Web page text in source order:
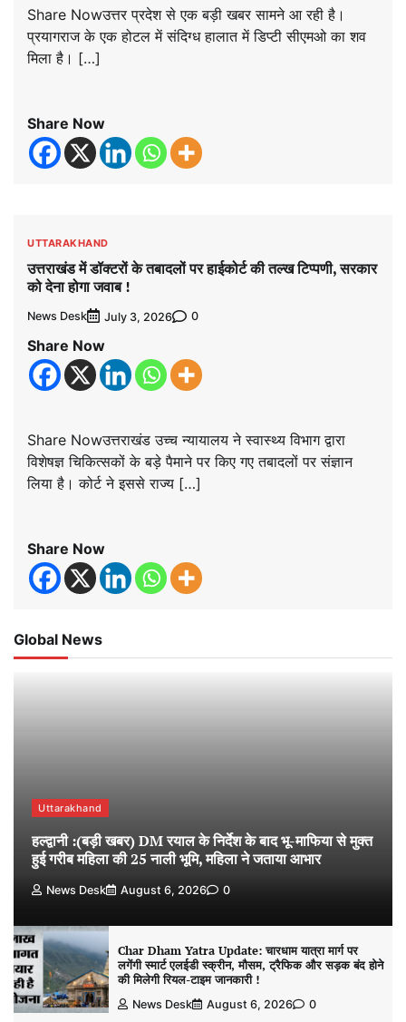
Share Nowउत्तर प्रदेश से एक बड़ी खबर सामने आ रही है।
प्रयागराज के एक होटल में संदिग्ध हालात में डिप्टी सीएमओ का शव
मिला है। […]
Share Now
UTTARAKHAND
उत्तराखंड में डॉक्टरों के तबादलों पर हाईकोर्ट की तल्ख टिप्पणी, सरकार
को देना होगा जवाब !
News Desk July 3, 2026 0
Share Now
Share Nowउत्तराखंड उच्च न्यायालय ने स्वास्थ्य विभाग द्वारा
विशेषज्ञ चिकित्सकों के बड़े पैमाने पर किए गए तबादलों पर संज्ञान
लिया है। कोर्ट ने इससे राज्य […]
Share Now
Global News
Uttarakhand
हल्द्वानी :(बड़ी खबर) DM रयाल के निर्देश के बाद भू-माफिया से मुक्त
हुई गरीब महिला की 25 नाली भूमि, महिला ने जताया आभार
News Desk August 6, 2026 0
Char Dham Yatra Update: चारधाम यात्रा मार्ग पर
लगेंगी स्मार्ट एलईडी स्क्रीन, मौसम, ट्रैफिक और सड़क बंद होने
की मिलेगी रियल-टाइम जानकारी !
News Desk August 6, 2026 0